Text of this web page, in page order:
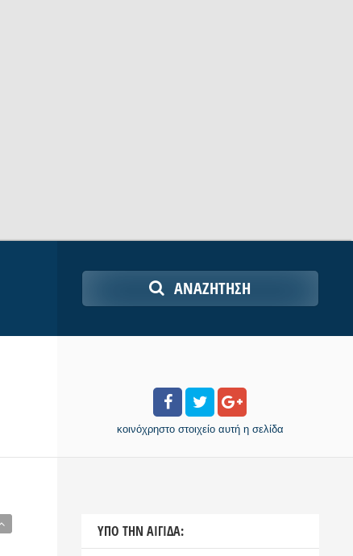
ΑΝΑΖΉΤΗΣΗ
κοινόχρηστο στοιχείο αυτή η σελίδα
ΥΠΟ ΤΗΝ ΑΙΓΙΔΑ: